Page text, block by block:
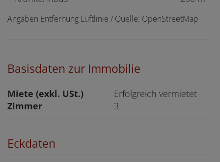
Angaben Entfernung Luftlinie / Quelle: OpenStreetMap
Basisdaten zur Immobilie
Miete (exkl. USt.)
Erfolgreich vermietet
Zimmer
3
Eckdaten